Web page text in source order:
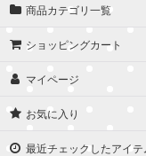
商品カテゴリ一覧
ショッピングカート
マイページ
お気に入り
最近チェックしたアイテ